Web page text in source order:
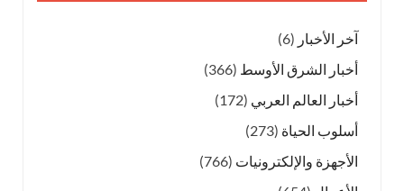
آخر الأخبار (6)
أخبار الشرق الأوسط (366)
أخبار العالم العربي (172)
أسلوب الحياة (273)
الأجهزة والإلكترونيات (766)